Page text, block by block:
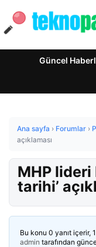
Güncel
Ana sayfa › Forumlar ›
açıklaması
MHP lideri
tarihi’
Bu konu 0 yanıt içerir,
admin tarafından